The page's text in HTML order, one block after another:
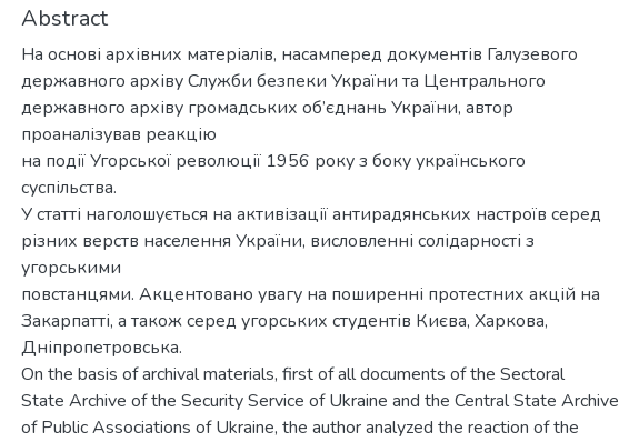
Abstract
На основі архівних матеріалів, насамперед документів Галузевого
державного архіву Служби безпеки України та Центрального
державного архіву громадських об’єднань України, автор
проаналізував реакцію
на події Угорської революції 1956 року з боку українського
суспільства.
У статті наголошується на активізації антирадянських настроїв серед
різних верств населення України, висловленні солідарності з
угорськими
повстанцями. Акцентовано увагу на поширенні протестних акцій на
Закарпатті, а також серед угорських студентів Києва, Харкова,
Дніпропетровська.
On the basis of archival materials, first of all documents of the Sectoral
State Archive of the Security Service of Ukraine and the Central State Archive
of Public Associations of Ukraine, the author analyzed the reaction of the